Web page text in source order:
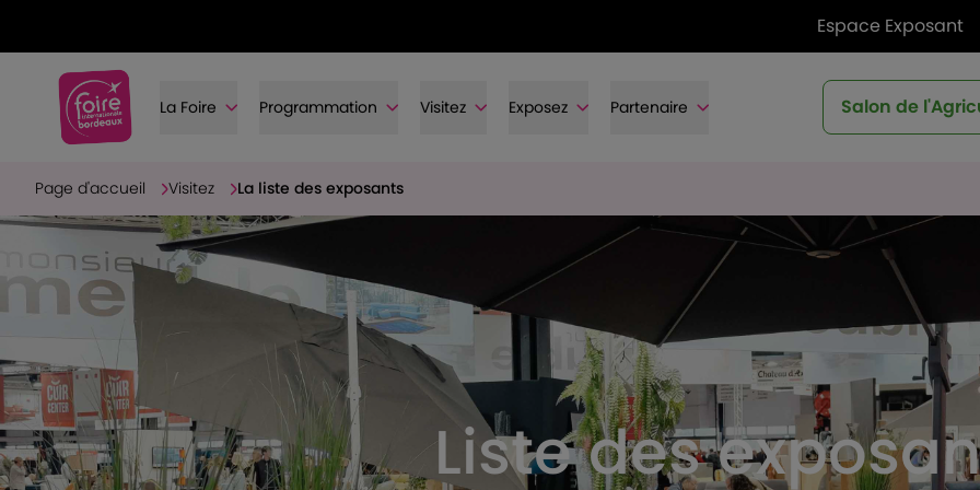
Espace Exposant
La Foire Programmation Visitez Exposez Partenaire Salon de
Page d'accueil Visitez La liste des exposants
Liste des